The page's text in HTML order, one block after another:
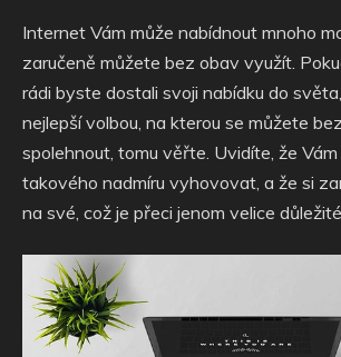
Internet Vám může nabídnout mnoho
zaručeně můžete bez obav využít.
rádi byste dostali svoji nabídku do
nejlepší volbou, na kterou se můžete
spolehnout, tomu věřte. Uvidíte, že
takového nadmíru vyhovovat, a že si
na své, což je přeci jenom velice